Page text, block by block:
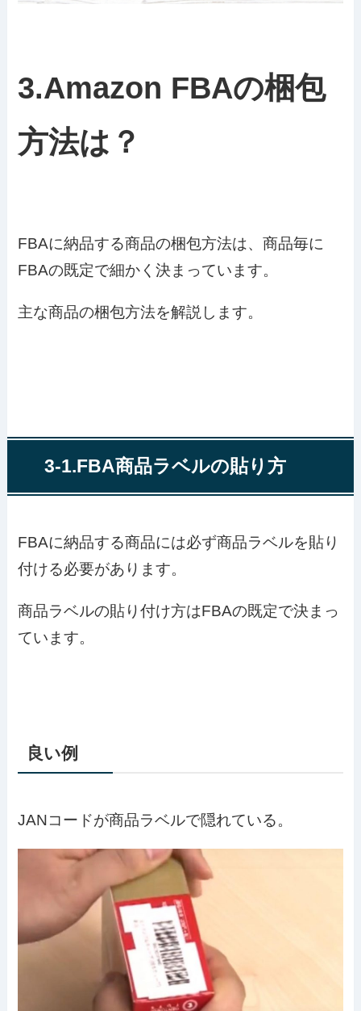
3.Amazon FBAの梱包
方法は？
FBAに納品する商品の梱包方法は、商品毎に
FBAの既定で細かく決まっています。
主な商品の梱包方法を解説します。
3-1.FBA商品ラベルの貼り方
FBAに納品する商品には必ず商品ラベルを貼り
付ける必要があります。
商品ラベルの貼り付け方はFBAの既定で決まっ
ています。
良い例
JANコードが商品ラベルで隠れている。